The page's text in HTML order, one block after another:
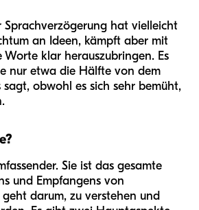
Sprachverzögerung hat vielleicht
an Ideen, kämpft aber mit
klar herauszubringen. Es
nur etwa die Hälfte von dem
sagt, obwohl es sich sehr bemüht,
Sie ist das gesamte
und Empfangens von
geht darum, zu verstehen und